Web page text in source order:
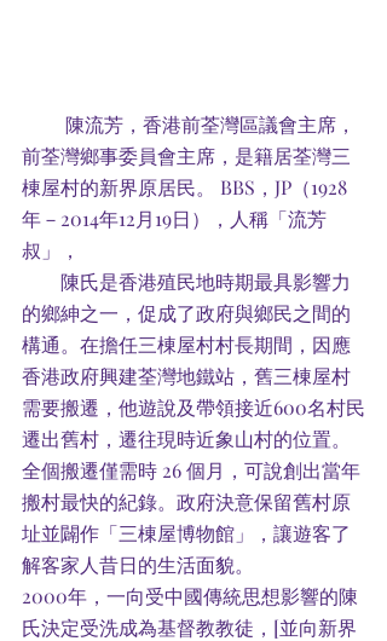
前荃灣鄉事委員會主席，是籍居荃灣三
棟屋村的新界原居民。 BBS，JP（1928
年－2014年12月19日），人稱「流芳
叔」，
的鄉紳之一，促成了政府與鄉民之間的
構通。在擔任三棟屋村村長期間，因應
香港政府興建荃灣地鐵站，舊三棟屋村
需要搬遷，他遊說及帶領接近600名村民
遷出舊村，遷往現時近象山村的位置。
全個搬遷僅需時 26 個月，可說創出當年
搬村最快的紀錄。政府決意保留舊村原
址並闢作「三棟屋博物館」，讓遊客了
解客家人昔日的生活面貌。
2000年，一向受中國傳統思想影響的陳
氏決定受洗成為基督教教徒，[並向新界